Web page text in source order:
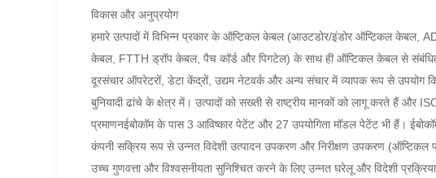
विकास और अनुप्रयोग
हमारे उत्पादों में विभिन्न प्रकार के ऑप्टिकल केबल (आउटडोर/इंडोर ऑप्टिकल केबल,
केबल, FTTH ड्रॉप केबल, पैच कॉर्ड और पिगटेल) के साथ ही ऑप्टिकल केबल से
दूरसंचार ऑपरेटरों, डेटा केंद्रों, उद्यम नेटवर्क और अन्य संचार में व्यापक रूप से उपयोग
बुनियादी ढांचे के क्षेत्र में। उत्पादों को सख्ती से राष्ट्रीय मानकों को लागू करते हैं
प्रमाणनईबोकॉम के पास 3 आविष्कार पेटेंट और 27 उपयोगिता मॉडल पेटेंट भी हैं।
कंपनी सक्रिय रूप से उन्नत विदेशी उत्पादन उपकरण और निरीक्षण उपकरण
उच्च गुणवत्ता और विश्वसनीयता सुनिश्चित करने के लिए उन्नत घरेलू और विदेशी